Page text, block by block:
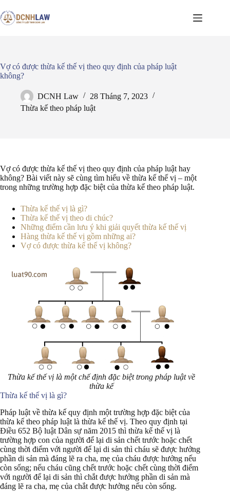
đến
phần
Vợ có được thừa kế thế vị theo quy định của pháp luật
không?
DCNH Law
28 Tháng 7, 2023
Thừa kế theo pháp luật
Vợ có được thừa kế thế vị theo quy định của pháp luật hay
không? Bài viết này sẽ cùng tìm hiểu về thừa kế thế vị – một
trong những trường hợp đặc biệt của thừa kế theo pháp luật.
Thừa kế thế vị là gì?
Thừa kế thế vị theo di chúc?
Những điểm cần lưu ý khi giải quyết thừa kế thế vị
Hàng thừa kế thế vị gồm những ai?
Vợ có được thừa kế thế vị không?
Thừa kế thế vị là một chế định đặc biệt trong pháp luật về
thừa kế
Thừa kế thế vị là gì?
Pháp luật về thừa kế quy định một trường hợp đặc biệt của
thừa kế theo pháp luật là thừa kế thế vị. Theo quy định tại
Điều 652 Bộ luật Dân sự năm 2015 thì thừa kế thế vị là
trường hợp con của người để lại di sản chết trước hoặc chết
cùng thời điểm với người để lại di sản thì cháu sẽ được hưởng
phần di sản mà đáng lẽ ra cha, mẹ của cháu được hưởng nếu
còn sống; nếu cháu cũng chết trước hoặc chết cùng thời điểm
với người để lại di sản thì chắt được hưởng phần di sản mà
đáng lẽ ra cha, mẹ của chắt được hưởng nếu còn sống.